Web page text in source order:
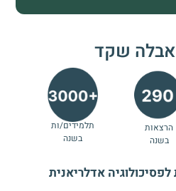
שקד
הרצאות
בשנה
תלמידים/ות
בשנה
אדלריאנית